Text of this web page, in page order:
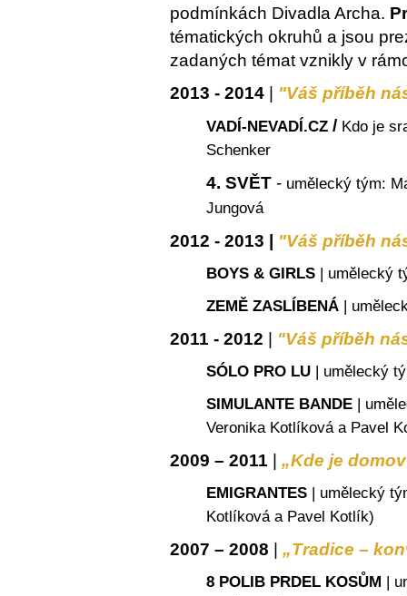
podmínkách Divadla Archa.
tématických okruhů a jsou
zadaných témat vznikly v
2013 - 2014
"Váš příběh
VADÍ-NEVADÍ.CZ / Kdo je
Schenker
4. SVĚT - umělecký tým:
Jungová
2012 - 2013 | "Váš příběh
BOYS & GIRLS | umělecký
ZEMĚ ZASLÍBENÁ |
2011 - 2012 "Váš příběh
SÓLO PRO LU | umělecký
SIMULANTE BANDE |
Veronika Kotlíková a Pavel
2009 – 2011 „Kde je
EMIGRANTES | umělecký
Kotlíková a Pavel Kotlík)
2007 – 2008 „Tradice –
8 POLIB PRDEL KOSŮM |